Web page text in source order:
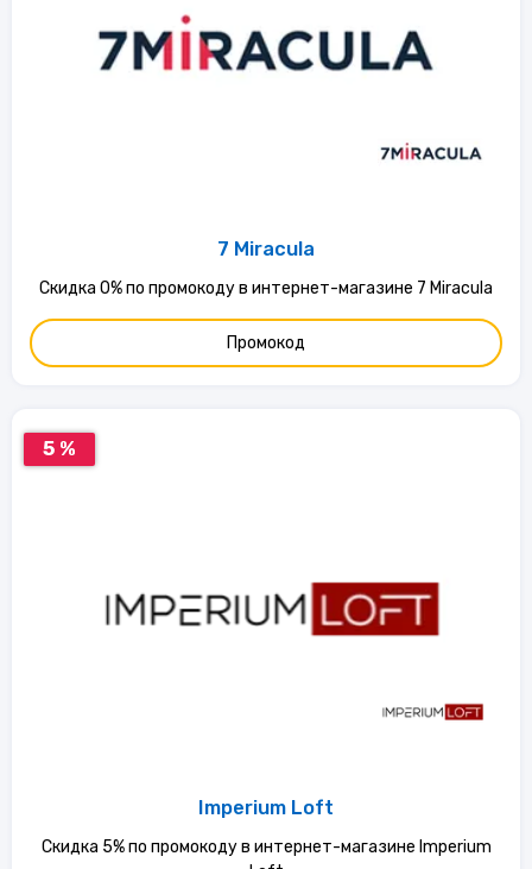
7 Miracula
Скидка 0% по промокоду в интернет-магазине 7 Miracula
Промокод
5 %
Imperium Loft
Скидка 5% по промокоду в интернет-магазине Imperium